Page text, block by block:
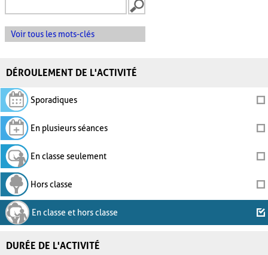
Voir tous les mots-clés
DÉROULEMENT DE L'ACTIVITÉ
Sporadiques
En plusieurs séances
En classe seulement
Hors classe
En classe et hors classe
DURÉE DE L'ACTIVITÉ